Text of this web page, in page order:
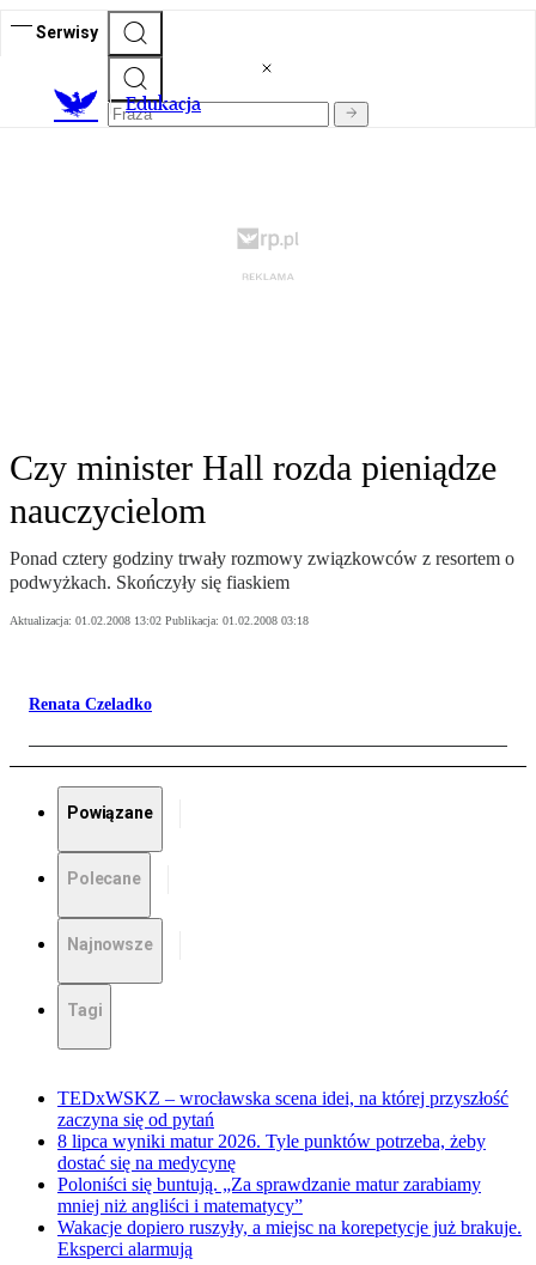
Serwisy
Edukacja
Czy minister Hall rozda pieniądze
nauczycielom
Ponad cztery godziny trwały rozmowy związkowców z resortem o
podwyżkach. Skończyły się fiaskiem
Aktualizacja: 01.02.2008 13:02 Publikacja: 01.02.2008 03:18
Renata Czeladko
Powiązane
Polecane
Najnowsze
Tagi
TEDxWSKZ – wrocławska scena idei, na której przyszłość
zaczyna się od pytań
8 lipca wyniki matur 2026. Tyle punktów potrzeba, żeby
dostać się na medycynę
Poloniści się buntują. „Za sprawdzanie matur zarabiamy
mniej niż angliści i matematycy”
Wakacje dopiero ruszyły, a miejsc na korepetycje już brakuje.
Eksperci alarmują